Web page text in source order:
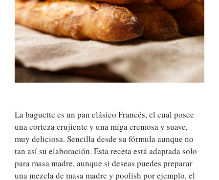
La baguette es un pan clásico Francés, el cual posee
una corteza crujiente y una miga cremosa y suave,
muy deliciosa. Sencilla desde su fórmula aunque no
tan así su elaboración. Esta receta está adaptada solo
para masa madre, aunque si deseas puedes preparar
una mezcla de masa madre y poolish por ejemplo, el